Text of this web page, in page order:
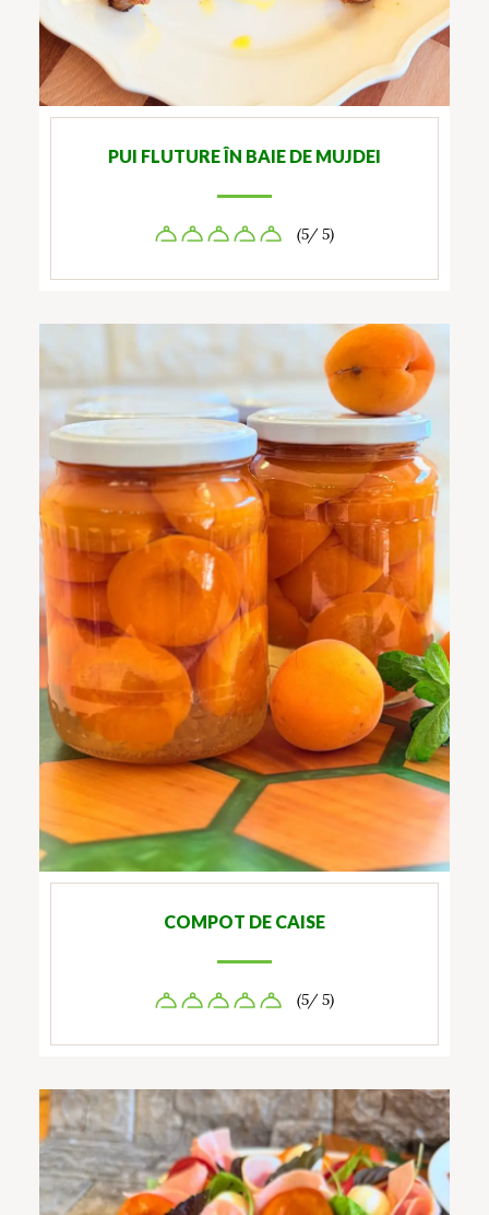
PUI FLUTURE ÎN BAIE DE MUJDEI
(5/ 5)
COMPOT DE CAISE
(5/ 5)